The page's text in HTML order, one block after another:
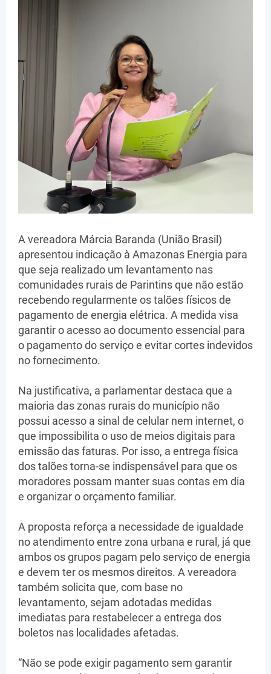
A vereadora Márcia Baranda (União Brasil)
apresentou indicação à Amazonas Energia para
que seja realizado um levantamento nas
comunidades rurais de Parintins que não estão
recebendo regularmente os talões físicos de
pagamento de energia elétrica. A medida visa
garantir o acesso ao documento essencial para
o pagamento do serviço e evitar cortes indevidos
no fornecimento.
Na justificativa, a parlamentar destaca que a
maioria das zonas rurais do município não
possui acesso a sinal de celular nem internet, o
que impossibilita o uso de meios digitais para
emissão das faturas. Por isso, a entrega física
dos talões torna-se indispensável para que os
moradores possam manter suas contas em dia
e organizar o orçamento familiar.
A proposta reforça a necessidade de igualdade
no atendimento entre zona urbana e rural, já que
ambos os grupos pagam pelo serviço de energia
e devem ter os mesmos direitos. A vereadora
também solicita que, com base no
levantamento, sejam adotadas medidas
imediatas para restabelecer a entrega dos
boletos nas localidades afetadas.
“Não se pode exigir pagamento sem garantir